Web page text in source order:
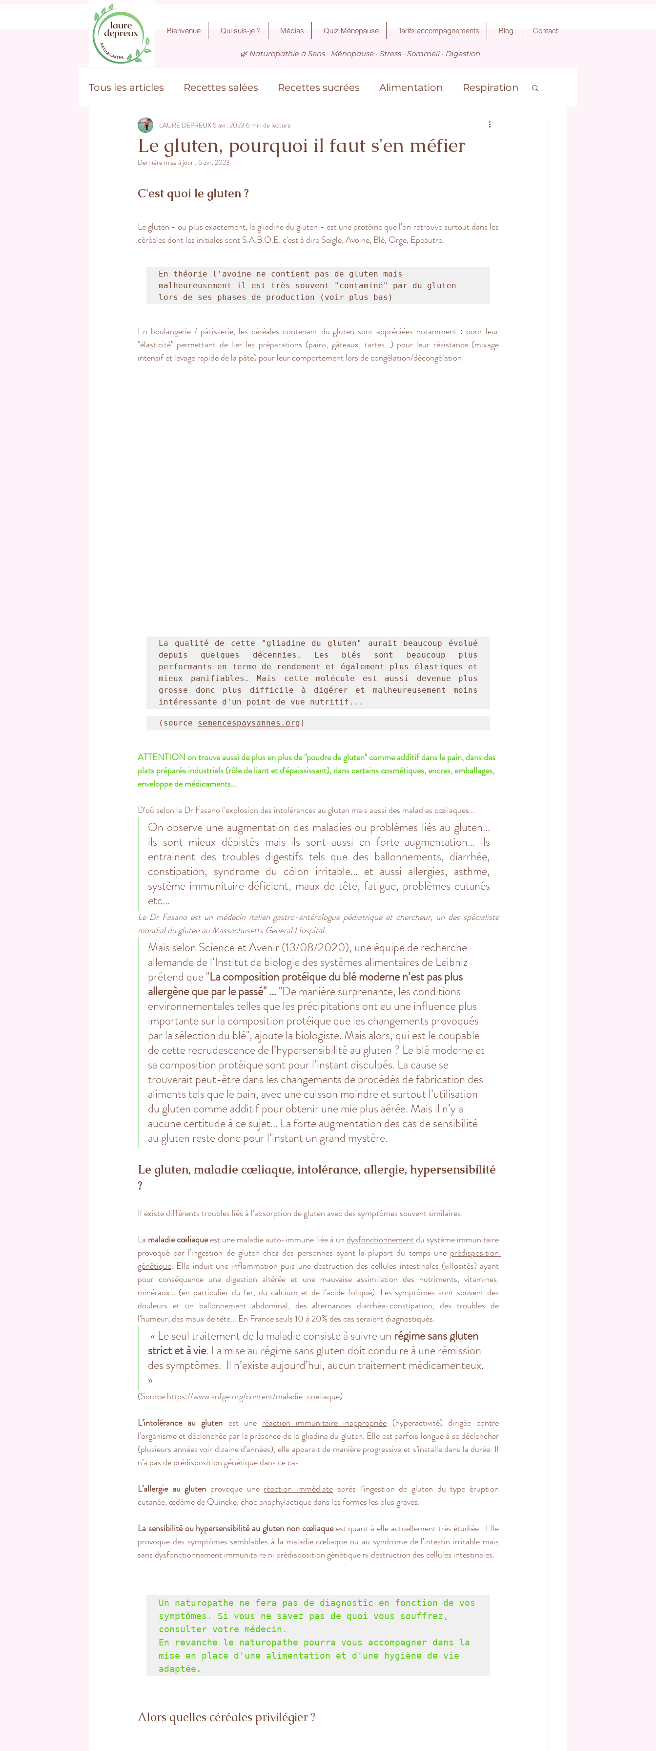
Bienvenue Qui suis-je ? Médias Quiz Ménopause Tarifs accompagnements Blog Contact
🌿 Naturopathie à Sens · Ménopause · Stress · Sommeil · Digestion
Tous les articles Recettes salées Recettes sucrées Alimentation Respiration
Hygiène, beauté Autres tips naturo
Sommeil
Le gluten, pourquoi il faut s'en méfier
LAURE DEPREUX 5 avr. 2023 6 min de lecture
Dernière mise à jour : 6 avr. 2023
C'est quoi le gluten ?
Le gluten - ou plus exactement, la gliadine du gluten - est une protéine que l'on retrouve surtout dans les
céréales dont les initiales sont S.A.B.O.E. c'est à dire Seigle, Avoine, Blé, Orge, Epeautre.
En théorie l'avoine ne contient pas de gluten mais
malheureusement il est très souvent "contaminé" par du gluten
lors de ses phases de production (voir plus bas)
En boulangerie / pâtisserie, les céréales contenant du gluten sont appréciées notamment : pour leur
"élasticité" permettant de lier les préparations (pains, gâteaux, tartes...) pour leur résistance (mixage
intensif et levage rapide de la pâte) pour leur comportement lors de congélation/décongélation
La qualité de cette "gliadine du gluten" aurait beaucoup évolué
depuis quelques décennies. Les blés sont beaucoup plus
performants en terme de rendement et également plus élastiques et
mieux panifiables. Mais cette molécule est aussi devenue plus
grosse donc plus difficile à digérer et malheureusement moins
intéressante d'un point de vue nutritif...
(source semencespaysannes.org )
ATTENTION on trouve aussi de plus en plus de "poudre de gluten" comme additif dans le pain, dans des
plats préparés industriels (rôle de liant et d'épaississant), dans certains cosmétiques, encres, emballages,
enveloppe de médicaments...
D'où selon le Dr Fasano l'explosion des intolérances au gluten mais aussi des maladies cœliaques...
On observe une augmentation des maladies ou problèmes liés au gluten...
ils sont mieux dépistés mais ils sont aussi en forte augmentation... ils
entrainent des troubles digestifs tels que des ballonnements, diarrhée,
constipation, syndrome du côlon irritable... et aussi allergies, asthme,
système immunitaire déficient, maux de tête, fatigue, problèmes cutanés
etc...
Le Dr Fasano est un médecin italien gastro-entérologue pédiatrique et chercheur, un des spécialiste
mondial du gluten au Massachusetts General Hospital.
Mais selon Science et Avenir (13/08/2020), une équipe de recherche
allemande de l’Institut de biologie des systèmes alimentaires de Leibniz
prétend que "La composition protéique du blé moderne n’est pas plus
allergène que par le passé" ... "De manière surprenante, les conditions
environnementales telles que les précipitations ont eu une influence plus
importante sur la composition protéique que les changements provoqués
par la sélection du blé", ajoute la biologiste. Mais alors, qui est le coupable
de cette recrudescence de l’hypersensibilité au gluten ? Le blé moderne et
sa composition protéique sont pour l’instant disculpés. La cause se
trouverait peut-être dans les changements de procédés de fabrication des
aliments tels que le pain, avec une cuisson moindre et surtout l’utilisation
du gluten comme additif pour obtenir une mie plus aérée. Mais il n’y a
aucune certitude à ce sujet… La forte augmentation des cas de sensibilité
au gluten reste donc pour l’instant un grand mystère.
Le gluten, maladie cœliaque, intolérance, allergie, hypersensibilité
?
Il existe différents troubles liés à l’absorption de gluten avec des symptômes souvent similaires.
La maladie cœliaque est une maladie auto-immune liée à un dysfonctionnement du système immunitaire
provoqué par l’ingestion de gluten chez des personnes ayant la plupart du temps une prédisposition
génétique. Elle induit une inflammation puis une destruction des cellules intestinales (villosités) ayant
pour conséquence une digestion altérée et une mauvaise assimilation des nutriments, vitamines,
minéraux… (en particulier du fer, du calcium et de l’acide folique). Les symptômes sont souvent des
douleurs et un ballonnement abdominal, des alternances diarrhée-constipation, des troubles de
l'humeur, des maux de tête... En France seuls 10 à 20% des cas seraient diagnostiqués.
« Le seul traitement de la maladie consiste à suivre un régime sans gluten
strict et à vie. La mise au régime sans gluten doit conduire à une rémission
des symptômes.  Il n’existe aujourd’hui, aucun traitement médicamenteux.
»
(Source https://www.snfge.org/content/maladie-coeliaque)
L’intolérance au gluten est une réaction immunitaire inappropriée (hyperactivité) dirigée contre
l’organisme et déclenchée par la présence de la gliadine du gluten. Elle est parfois longue à se déclencher
(plusieurs années voir dizaine d’années), elle apparait de manière progressive et s’installe dans la durée. Il
n’a pas de prédisposition génétique dans ce cas.
L’allergie au gluten provoque une réaction immédiate après l’ingestion de gluten du type éruption
cutanée, œdème de Quincke, choc anaphylactique dans les formes les plus graves.
La sensibilité ou hypersensibilité au gluten non cœliaque est quant à elle actuellement très étudiée.  Elle
provoque des symptômes semblables à la maladie cœliaque ou au syndrome de l’intestin irritable mais
sans dysfonctionnement immunitaire ni prédisposition génétique ni destruction des cellules intestinales.
Un naturopathe ne fera pas de diagnostic en fonction de vos
symptômes. Si vous ne savez pas de quoi vous souffrez,
consulter votre médecin.
En revanche le naturopathe pourra vous accompagner dans la
mise en place d'une alimentation et d'une hygiène de vie
adaptée.
Alors quelles céréales privilégier ?